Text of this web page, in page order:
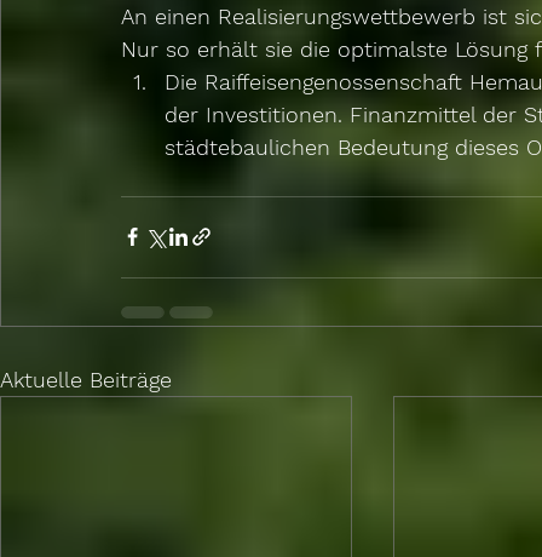
An einen Realisierungswettbewerb ist
Nur so erhält sie die optimalste
Die Raiffeisengenossenschaft
der Investitionen. Finanzmittel der
städtebaulichen Bedeutung dieses
Aktuelle Beiträge